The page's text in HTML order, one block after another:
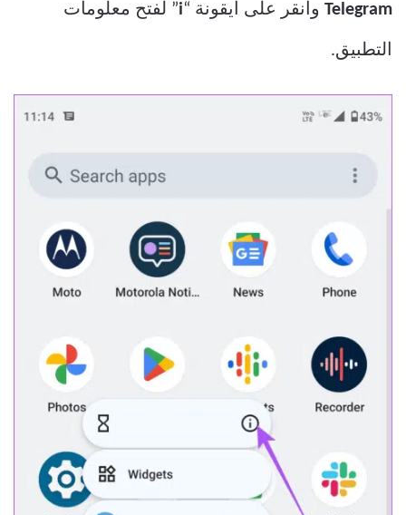
Telegram وانقر على أيقونة “i” لفتح معلومات
التطبيق.